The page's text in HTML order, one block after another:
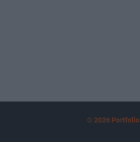
© 2026 Portfolio